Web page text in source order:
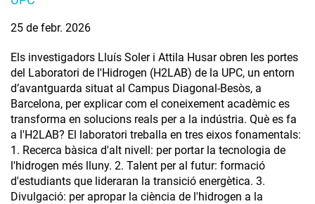
25 de febr. 2026
Els investigadors Lluís Soler i Attila Husar obren les portes
del Laboratori de l'Hidrogen (H2LAB) de la UPC, un entorn
d’avantguarda situat al Campus Diagonal-Besòs, a
Barcelona, per explicar com el coneixement acadèmic es
transforma en solucions reals per a la indústria. Què es fa
a l'H2LAB? El laboratori treballa en tres eixos fonamentals:
1. Recerca bàsica d'alt nivell: per portar la tecnologia de
l'hidrogen més lluny. 2. Talent per al futur: formació
d'estudiants que lideraran la transició energètica. 3.
Divulgació: per apropar la ciència de l'hidrogen a la